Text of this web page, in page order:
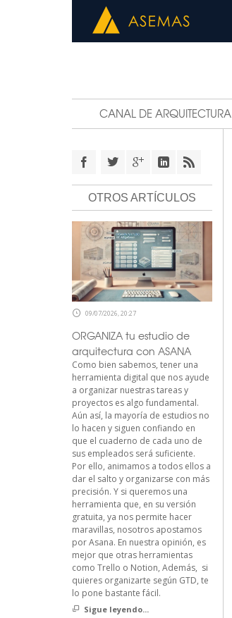
CANAL DE ARQUITECTURA
OTROS ARTÍCULOS
09/07/2026, 20:27
ORGANIZA tu estudio de
arquitectura con ASANA
Como bien sabemos, tener una
herramienta digital que nos ayude
a organizar nuestras tareas y
proyectos es algo fundamental.
Aún así, la mayoría de estudios no
lo hacen y siguen confiando en
que el cuaderno de cada uno de
sus empleados será suficiente.
Por ello, animamos a todos ellos a
dar el salto y organizarse con más
precisión. Y si queremos una
herramienta que, en su versión
gratuita, ya nos permite hacer
maravillas, nosotros apostamos
por Asana. En nuestra opinión, es
mejor que otras herramientas
como Trello o Notion, Además, si
quieres organizarte según GTD, te
lo pone bastante fácil.
Sigue leyendo...